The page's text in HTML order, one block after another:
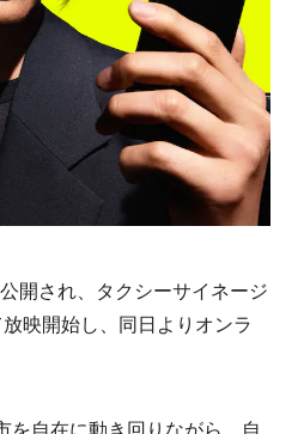
開され、タクシーサイネージ
映開始し、同日よりオンラ
を自在に動き回りながら、自